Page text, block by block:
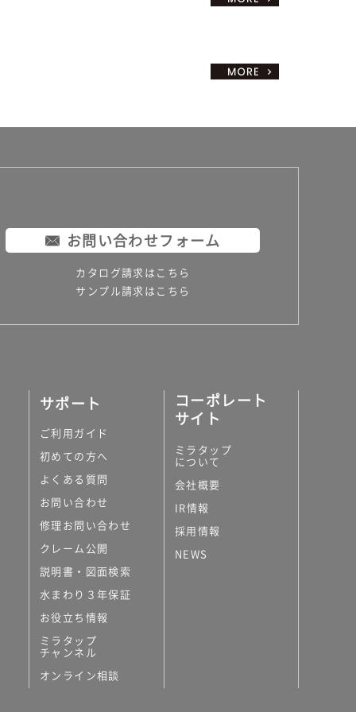
お問い合わせフォーム
カタログ請求はこちら
サンプル請求はこちら
サポート
ご利用ガイド
初めての方へ
よくある質問
お問い合わせ
修理お問い合わせ
クレーム公開
説明書・図面検索
水まわり３年保証
お役立ち情報
ミラタップ
チャンネル
オンライン相談
コーポレート
サイト
ミラタップ
について
会社概要
IR情報
採用情報
NEWS